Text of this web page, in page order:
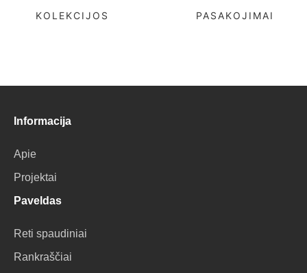
KOLEKCIJOS PASAKOJIMAI
Informacija
Apie
Projektai
Paveldas
Reti spaudiniai
Rankraščiai